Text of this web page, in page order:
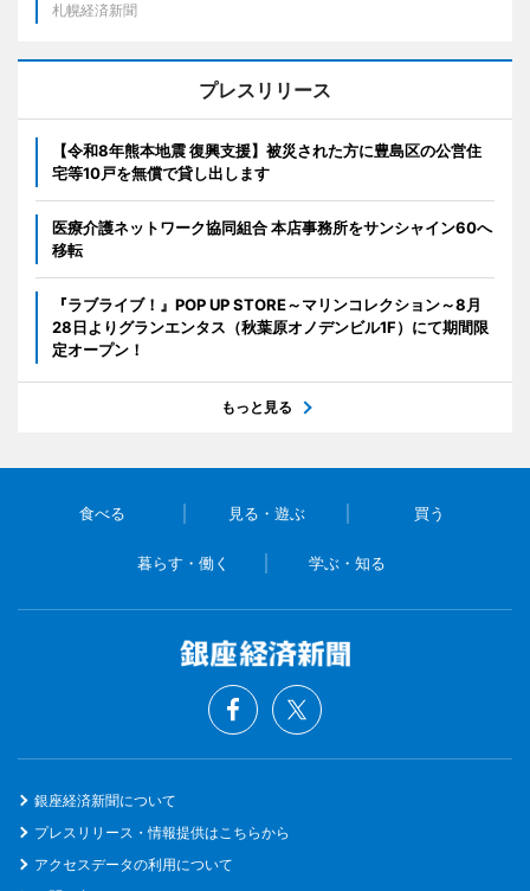
札幌経済新聞
プレスリリース
【令和8年熊本地震 復興支援】被災された方に豊島区の公営住
宅等10戸を無償で貸し出します
医療介護ネットワーク協同組合 本店事務所をサンシャイン60へ
移転
『ラブライブ！』POP UP STORE～マリンコレクション～8月
28日よりグランエンタス（秋葉原オノデンビル1F）にて期間限
定オープン！
もっと見る
食べる 見る・遊ぶ 買う
暮らす・働く 学ぶ・知る
銀座経済新聞について
プレスリリース・情報提供はこちらから
アクセスデータの利用について